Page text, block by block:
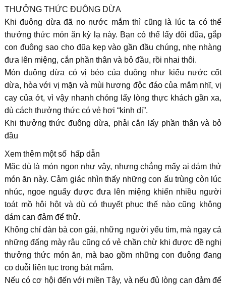
THƯỞNG THỨC ĐUÔNG DỪA
Khi đuông dừa đã no nước mắm thì cũng là lúc ta có thể
thưởng thức món ăn kỳ lạ này. Bạn có thể lấy đôi đũa, gắp
con đuông sao cho đũa kẹp vào gần đầu chúng, nhẹ nhàng
đưa lên miệng, cắn phần thân và bỏ đầu, rồi nhai thôi.
Món đuông dừa có vị béo của đuông như kiểu nước cốt
dừa, hòa với vị mặn và mùi hương độc đáo của mắm nhĩ, vị
cay của ớt, vì vậy nhanh chóng lấy lòng thực khách gần xa,
dù cách thưởng thức có vẻ hơi “kinh dị”.
Khi thưởng thức đuông dừa, phải cắn lấy phần thân và bỏ
đầu
Xem thêm một số hấp dẫn
Mặc dù là món ngon như vậy, nhưng chẳng mấy ai dám thử
món ăn này. Cảm giác nhìn thấy những con ấu trùng còn lúc
nhúc, ngoe nguẩy được đưa lên miệng khiến nhiều người
toát mồ hôi hột và dù có thuyết phục thế nào cũng không
dám can đảm để thử.
Không chỉ đàn bà con gái, những người yếu tim, mà ngay cả
những đấng mày râu cũng có vẻ chần chừ khi được đề nghị
thưởng thức món ăn, mà bao gồm những con đuông đang
co duỗi liên tục trong bát mắm.
Nếu có cơ hội đến với miền Tây, và nếu đủ lòng can đảm để